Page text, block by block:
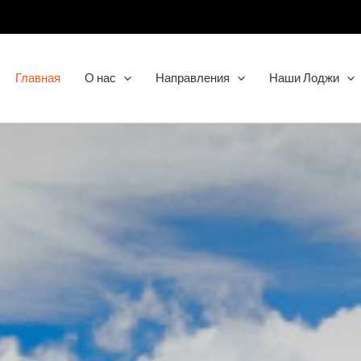
Главная
О нас Направления Наши Лоджи